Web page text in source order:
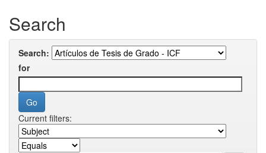
Search
Search:
for
Current filters: